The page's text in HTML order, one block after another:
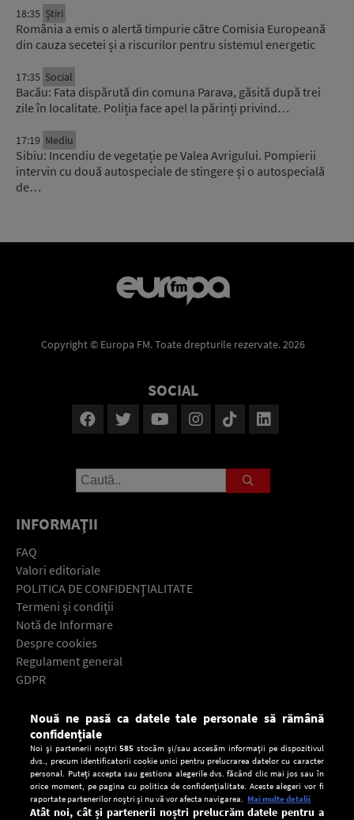
18:35 Știri
România a emis o alertă timpurie către Comisia Europeană
din cauza secetei și a riscurilor pentru sistemul energetic
17:35 Social
Bacău: Fata dispărută din comuna Parava, găsită după trei
zile în localitate. Poliția face apel la părinți privind…
17:19 Mediu
Sibiu: Incendiu de vegetație pe Valea Avrigului. Pompierii
intervin cu două autospeciale de stingere și o autospecială
de…
Copyright © Europa FM. Toate drepturile rezervate. 2026
SOCIAL
INFORMAŢII
FAQ
Valori editoriale
POLITICA DE CONFIDENŢIALITATE
Termeni şi condiţii
Notă de Informare
Despre cookies
Regulament general
GDPR
Descarcă gratuit aplicaţia Europa FM pentru smartphone:
Nouă ne pasă ca datele tale personale să rămână
confidențiale
Noi și partenerii noștri585 stocăm și/sau accesăm informații pe dispozitivul
dvs., precum identificatorii cookie unici pentru prelucrarea datelor cu caracter
personal. Puteți accepta sau gestiona alegerile dvs. făcând clic mai jos sau în
orice moment, pe pagina cu politica de confidențialitate. Aceste alegeri vor fi
raportate partenerilor noștri și nu vă vor afecta navigarea. Mai multe detalii
Atât noi, cât și partenerii noștri prelucrăm datele pentru a